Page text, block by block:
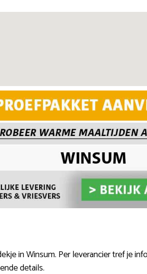
in Winsum. Per leverancier tref je
details.